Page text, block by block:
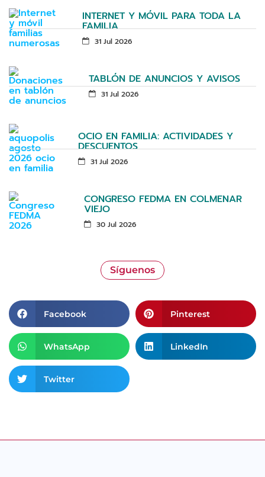
INTERNET Y MÓVIL PARA TODA LA
FAMILIA
31 Jul 2026
TABLÓN DE ANUNCIOS Y AVISOS
31 Jul 2026
OCIO EN FAMILIA: ACTIVIDADES Y
DESCUENTOS
31 Jul 2026
CONGRESO FEDMA EN COLMENAR
VIEJO
30 Jul 2026
Síguenos
Facebook Pinterest
WhatsApp LinkedIn
Twitter